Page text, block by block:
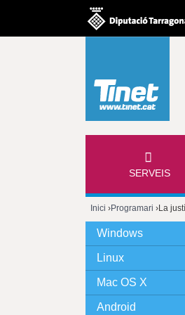
E
N
SERVEIS
Esteu
aquí
Inici ›Programari ›La
Windows
Linux
Mac OS X
Android